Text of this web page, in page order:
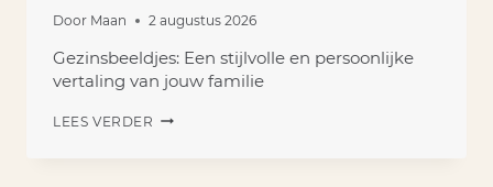
Door Maan 2 augustus 2026
Gezinsbeeldjes: Een stijlvolle en persoonlijke
vertaling van jouw familie
LEES VERDER GEZINSBEELDJES: